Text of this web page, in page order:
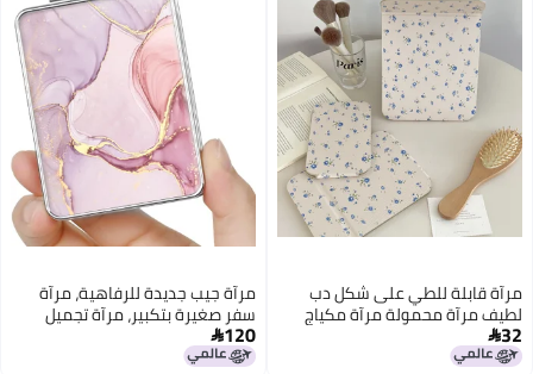
دب مرآة جيب جديدة للرفاهية، مرآة
سفر صغيرة بتكبير، مرآة تجميل
محمولة مزدوجة الوجه مع تكبير
للاستخدام اليومي